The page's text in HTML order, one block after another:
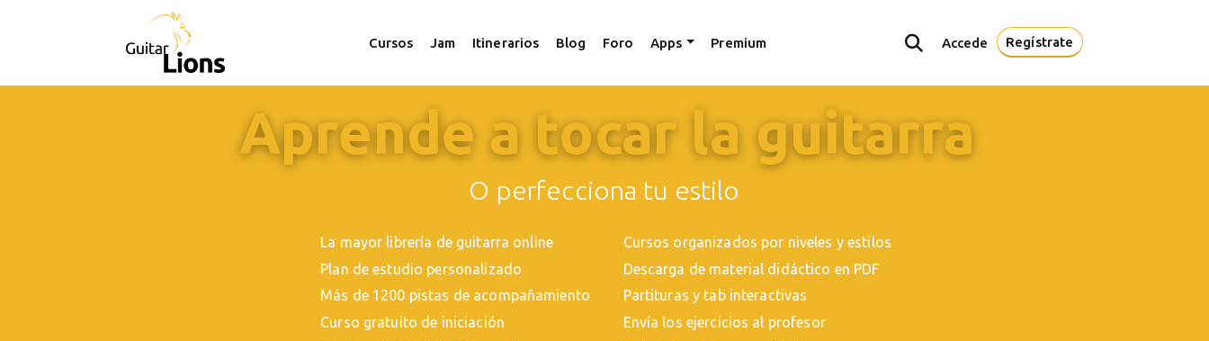
Cursos Jam Itinerarios Blog Foro Apps Premium Accede Regístrate
Aprende a tocar la guitarra
O perfecciona tu estilo
La mayor librería de guitarra online
Cursos organizados por niveles y estilos
Plan de estudio personalizado
Descarga de material didáctico en PDF
Más de 1200 pistas de acompañamiento
Partituras y tab interactivas
Curso gratuito de iniciación
Envía los ejercicios al profesor